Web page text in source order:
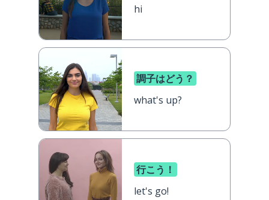
hi
調子はどう？
what's up?
行こう！
let's go!